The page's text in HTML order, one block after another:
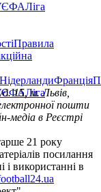
Ліга
Правила
НідерландиФранція
Ліга
15, м. Львів,
пошти
медіа в Реєстрі
21 року
посилання
використанні в